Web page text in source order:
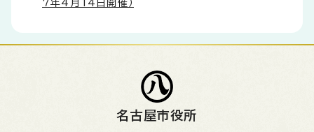
7年4月14日開催）
名古屋市役所